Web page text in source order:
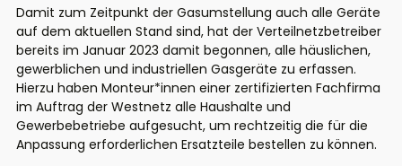
Damit zum Zeitpunkt der Gasumstellung auch alle Geräte
auf dem aktuellen Stand sind, hat der Verteilnetzbetreiber
bereits im Januar 2023 damit begonnen, alle häuslichen,
gewerblichen und industriellen Gasgeräte zu erfassen.
Hierzu haben Monteur*innen einer zertifizierten Fachfirma
im Auftrag der Westnetz alle Haushalte und
Gewerbebetriebe aufgesucht, um rechtzeitig die für die
Anpassung erforderlichen Ersatzteile bestellen zu können.